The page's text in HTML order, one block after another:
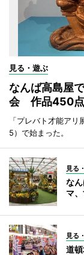
見る・遊ぶ
なんば高島屋
会 作品450点
「プレバト才能ア
5）で始まった。
見る
な
マ
見る
道